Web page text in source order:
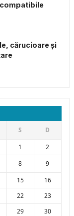
cărucioare și
S
D
1
2
8
9
15
16
22
23
29
30